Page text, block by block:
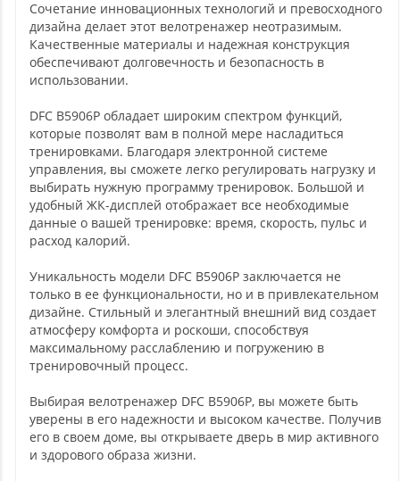
Сочетание инновационных технологий и превосходного
дизайна делает этот велотренажер неотразимым.
Качественные материалы и надежная конструкция
обеспечивают долговечность и безопасность в
использовании.
DFC B5906P обладает широким спектром функций,
которые позволят вам в полной мере насладиться
тренировками. Благодаря электронной системе
управления, вы сможете легко регулировать нагрузку и
выбирать нужную программу тренировок. Большой и
удобный ЖК-дисплей отображает все необходимые
данные о вашей тренировке: время, скорость, пульс и
расход калорий.
Уникальность модели DFC B5906P заключается не
только в ее функциональности, но и в привлекательном
дизайне. Стильный и элегантный внешний вид создает
атмосферу комфорта и роскоши, способствуя
максимальному расслаблению и погружению в
тренировочный процесс.
Выбирая велотренажер DFC B5906P, вы можете быть
уверены в его надежности и высоком качестве. Получив
его в своем доме, вы открываете дверь в мир активного
и здорового образа жизни.